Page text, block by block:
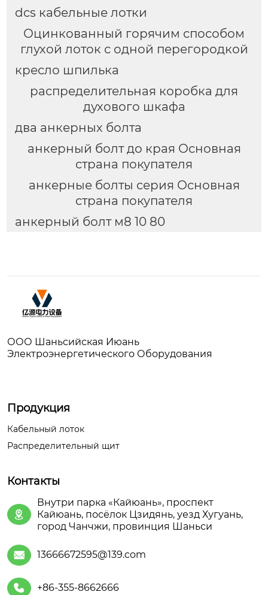
dcs кабельные лотки
Оцинкованный горячим способом
глухой лоток с одной перегородкой
кресло шпилька
распределительная коробка для
духового шкафа
два анкерных болта
анкерный болт до края Основная
страна покупателя
анкерные болты серия Основная
страна покупателя
анкерный болт м8 10 80
ООО Шаньсийская Июань
Электроэнергетического Оборудования
Продукция
Кабельный лоток
Распределительный щит
Контакты

Внутри парка «Кайюань», проспект
Кайюань, посёлок Цзидянь, уезд Хугуань,
город Чанчжи, провинция Шаньси
 13666672595@139.com
 +86-355-8662666